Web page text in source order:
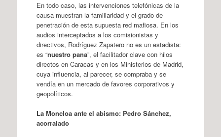
En todo caso, las intervenciones telefónicas de la
causa muestran la familiaridad y el grado de
penetración de esta supuesta red mafiosa. En los
audios interceptados a los comisionistas y
directivos, Rodríguez Zapatero no es un estadista:
es “nuestro pana”, el facilitador clave con hilos
directos en Caracas y en los Ministerios de Madrid,
cuya influencia, al parecer, se compraba y se
vendía en un mercado de favores corporativos y
geopolíticos.
La Moncloa ante el abismo: Pedro Sánchez,
acorralado